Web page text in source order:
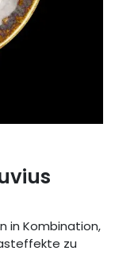
in Kombination,
zu